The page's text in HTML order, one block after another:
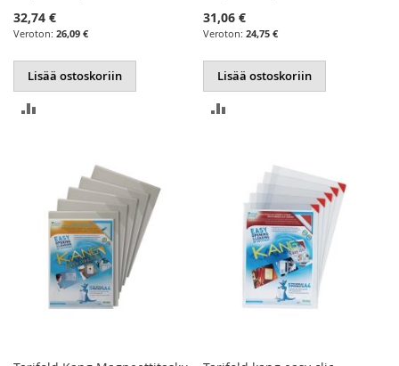
32,74 €
26,09 €
Lisää ostoskoriin
31,06 €
24,75 €
Lisää ostoskoriin